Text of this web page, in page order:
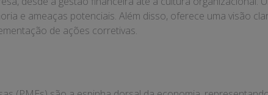
e ameaças potenciais. Além disso, oferece uma visão
de ações corretivas.